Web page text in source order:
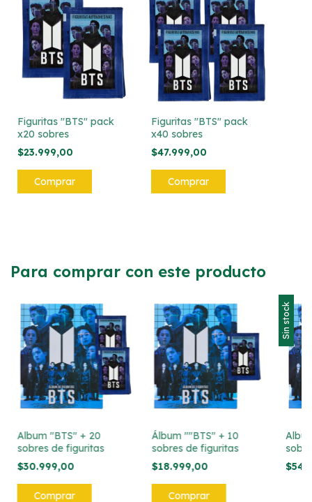
Figuritas "BTS" pack
x20 sobres
$23.999,00
Figuritas "BTS" pack
x40 sobres
$47.999,00
Para comprar con este producto
Album "BTS" + 20
sobres de figuritas
$30.999,00
Álbum ""BTS" + 10
sobres de figuritas
$18.999,00
Sin stock